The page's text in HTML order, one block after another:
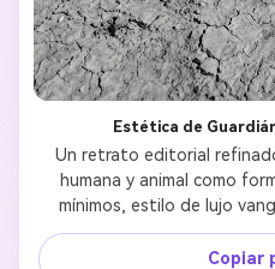
Estética de
Un retrato editorial
humana y animal como
mínimos, estilo de lujo
meditativa transmitida a
Copiar